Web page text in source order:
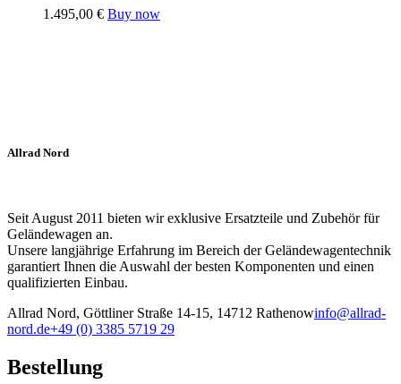
1.495,00 € Buy now
Allrad Nord
Seit August 2011 bieten wir exklusive Ersatzteile und Zubehör für
Geländewagen an.
Unsere langjährige Erfahrung im Bereich der Geländewagentechnik
garantiert Ihnen die Auswahl der besten Komponenten und einen
qualifizierten Einbau.
Allrad Nord, Göttliner Straße 14-15, 14712 Rathenowinfo@allrad-
nord.de+49 (0) 3385 5719 29
Bestellung